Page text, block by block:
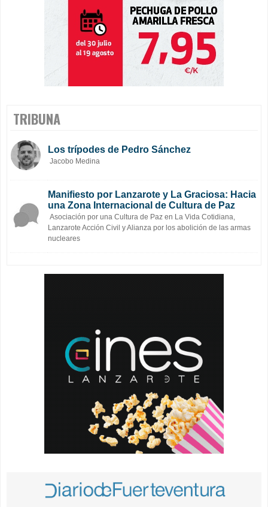
TRIBUNA
Los trípodes de Pedro Sánchez
Jacobo Medina
Manifiesto por Lanzarote y La Graciosa: Hacia
una Zona Internacional de Cultura de Paz
Asociación por una Cultura de Paz en La Vida Cotidiana,
Lanzarote Acción Civil y Alianza por los abolición de las armas
nucleares